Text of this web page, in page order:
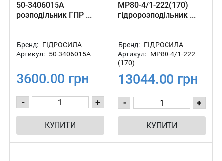
50-3406015А
розподільник ГПР ...
Бренд: ГІДРОСИЛА
Артикул: 50-3406015А
3600.00 грн
- +
КУПИТИ
МР80-4/1-222(170)
гідророзподільник ...
Бренд: ГІДРОСИЛА
Артикул: МР80-4/1-222
(170)
13044.00 грн
- +
КУПИТИ